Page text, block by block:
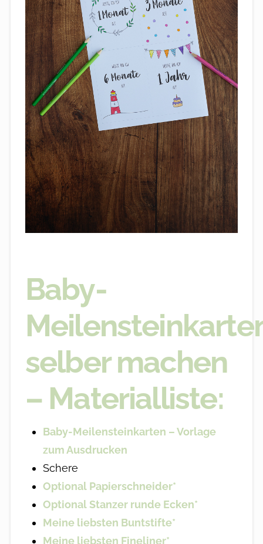
Baby-
selber machen
– Materialliste:
Baby-Meilensteinkarten – Vorlage
zum Ausdrucken
Schere
Optional Papierschneider*
Optional Stanzer runde Ecken*
Meine liebsten Buntstifte*
Meine liebsten Fineliner*